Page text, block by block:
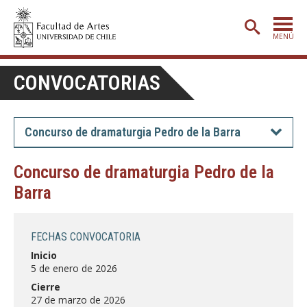
MENÚ
PORTADA
ADMISIÓN
ETAPA BÁSICA
CARRERAS
POSTGRADO
CREACIÓNE INVESTIGACIÓN
CONVOCATORIAS
Concurso de dramaturgia Pedro de la Barra
Concurso de dramaturgia Pedro de la
Barra
FECHAS CONVOCATORIA
Inicio
5 de enero de 2026
Cierre
27 de marzo de 2026